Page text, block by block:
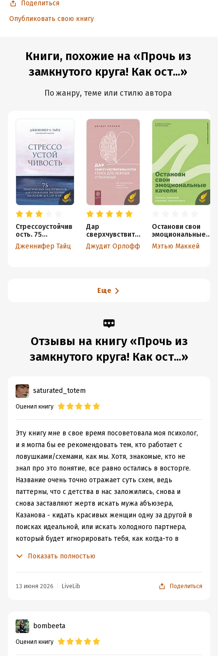
ISBN (EAN): 9785042488399
Поделиться
Опубликовать свою книгу
Книги, похожие на «Прочь из
замкнутого круга! Как ост...»
По жанру, теме или стилю автора
Стрессоустойчив
ость. 75
практических
инструментов
Дженнифер Тайц
Дар
сверхчувствите
льности. Книга
для нежных и
Джудит Орлофф
Останови свои
эмоциональные
качели: Осознаю,
принимаю,
Мэтью Маккей
Еще
Отзывы на книгу «Прочь из
замкнутого круга! Как ост...»
saturated_totem
Оценил книгу
Эту книгу мне в свое время посоветовала моя психолог,
и я могла бы ее рекомендовать тем, кто работает с
ловушками/схемами, как мы. Хотя, знакомые, кто не
знал про это понятие, все равно остались в восторге.
Название очень точно отражает суть схем, ведь
паттерны, что с детства в нас заложились, снова и
снова заставляют жертв искать мужа абъюзера,
Казанова - кидать красивых женщин одну за другой в
поисках идеальной, или искать холодного партнера,
который будет игнорировать тебя, как когда-то в
наваждение. Эти цепи бесконечности не разорвать,
сделаете шаг в сторону, пробивая себе новый
маршрут. В данной книге ловушки разбираются на
примерах, в главах присутствует опрос для их
Показать полностью
13 июня 2026 LiveLib Поделиться
bombeeta
Оценил книгу